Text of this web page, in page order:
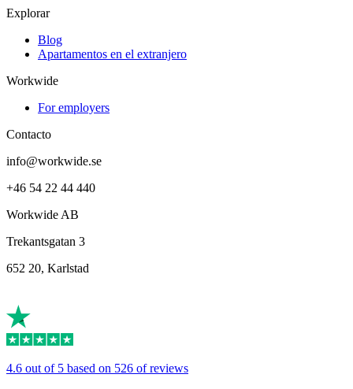
Explorar
Blog
Apartamentos en el extranjero
Workwide
For employers
Contacto
info@workwide.se
+46 54 22 44 440
Workwide AB
Trekantsgatan 3
652 20, Karlstad
4.6 out of 5 based on 526 of reviews